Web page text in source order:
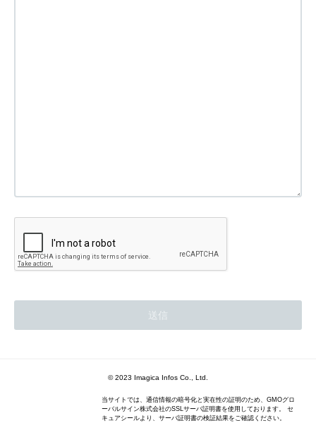
© 2023 Imagica Infos Co., Ltd.
当サイトでは、通信情報の暗号化と実在性の証明のため、GMOグロ
ーバルサイン株式会社のSSLサーバ証明書を使用しております。 セ
キュアシールより、サーバ証明書の検証結果をご確認ください。